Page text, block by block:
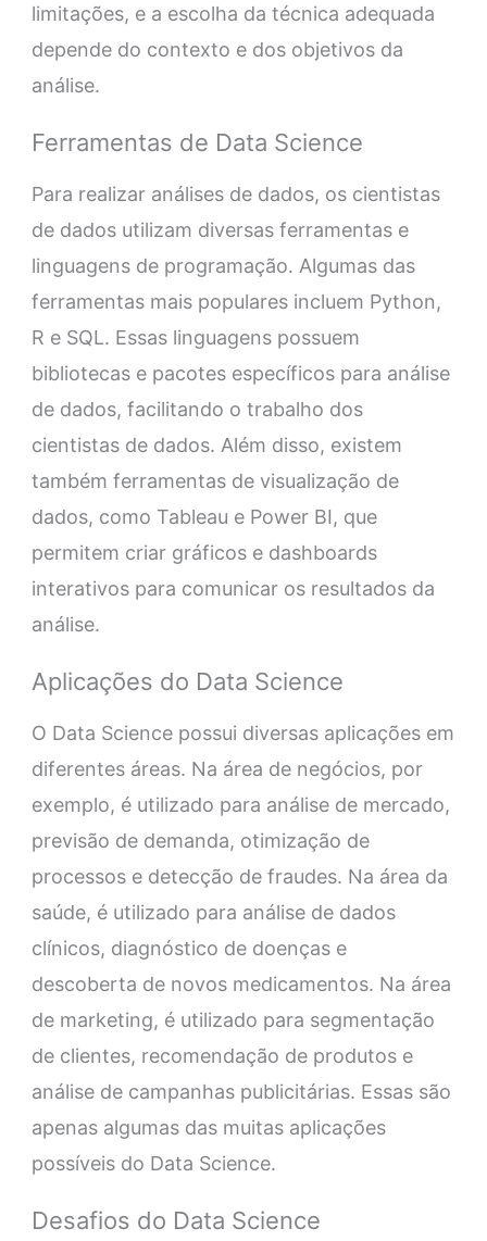
limitações, e a escolha da técnica adequada
depende do contexto e dos objetivos da
análise.
Ferramentas de Data Science
Para realizar análises de dados, os cientistas
de dados utilizam diversas ferramentas e
linguagens de programação. Algumas das
ferramentas mais populares incluem Python,
R e SQL. Essas linguagens possuem
bibliotecas e pacotes específicos para análise
de dados, facilitando o trabalho dos
cientistas de dados. Além disso, existem
também ferramentas de visualização de
dados, como Tableau e Power BI, que
permitem criar gráficos e dashboards
interativos para comunicar os resultados da
análise.
Aplicações do Data Science
O Data Science possui diversas aplicações em
diferentes áreas. Na área de negócios, por
exemplo, é utilizado para análise de mercado,
previsão de demanda, otimização de
processos e detecção de fraudes. Na área da
saúde, é utilizado para análise de dados
clínicos, diagnóstico de doenças e
descoberta de novos medicamentos. Na área
de marketing, é utilizado para segmentação
de clientes, recomendação de produtos e
análise de campanhas publicitárias. Essas são
apenas algumas das muitas aplicações
possíveis do Data Science.
Desafios do Data Science